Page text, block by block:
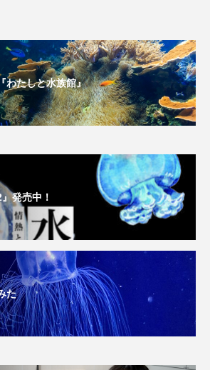
ち
繫殖 美ら海水族館
耳石 脊索動物
護 自由研究
調査
賀露かにっこ館
軟骨魚類 近畿大学
釣り 鑑賞魚
わたしと水族館』
発売中！
た